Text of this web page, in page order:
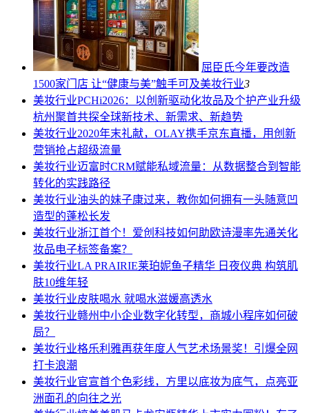
屈臣氏今年要改造
1500家门店 让“健康与美”触手可及美妆行业3
美妆行业PCHi2026：以创新驱动化妆品及个护产业升级
杭州聚首共探全球新技术、新需求、新趋势
美妆行业2020年末礼献，OLAY携手京东直播，用创新
营销抢占超级流量
美妆行业迈富时CRM赋能私域流量：从数据整合到智能
转化的实践路径
美妆行业油头的妹子康过来，教你如何拥有一头随意凹
造型的蓬松长发
美妆行业浙江首个！爱创科技如何助欧诗漫率先通关化
妆品电子标签备案？
美妆行业LA PRAIRIE莱珀妮鱼子精华 日夜仪典 构筑肌
肤10维年轻
美妆行业皮肤喝水 就喝水滋媛高透水
美妆行业赣州中小企业数字化转型，商城小程序如何破
局？
美妆行业格乐利雅再获年度人气艺术场景奖！引爆全网
打卡浪潮
美妆行业官宣首个色彩线，方里以底妆为底气，点亮亚
洲面孔的向往之光